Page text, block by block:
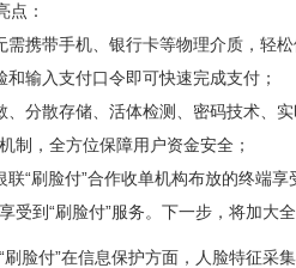
点：
携带手机、银行卡等物理介质，轻松
输入支付口令即可快速完成支付；
、分散存储、活体检测、密码技术、
制，全方位保障用户资金安全；
联“刷脸付”合作收单机构布放的终端
受到“刷脸付”服务。下一步，将加大
刷脸付”在信息保护方面，人脸特征